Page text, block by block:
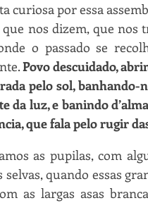
curiosa por essa
nos dizem, que nos
o passado se
Povo descuidado,
pelo sol,
da luz, e banindo
que fala pelo rugir
as pupilas, com
selvas, quando essas
as largas asas